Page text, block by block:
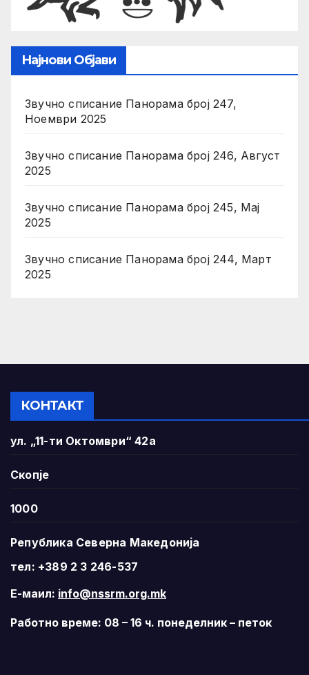
Најнови Објави
Звучно списание Панорама број 247,
Ноември 2025
Звучно списание Панорама број 246, Август
2025
Звучно списание Панорама број 245, Мај
2025
Звучно списание Панорама број 244, Март
2025
КОНТАКТ
ул. „11-ти Октомври“ 42а
Скопје
1000
Република Северна Македонија
тел: +389 2 3 246-537
Е-маил: info@nssrm.org.mk
Работно време: 08 – 16 ч. понеделник – петок